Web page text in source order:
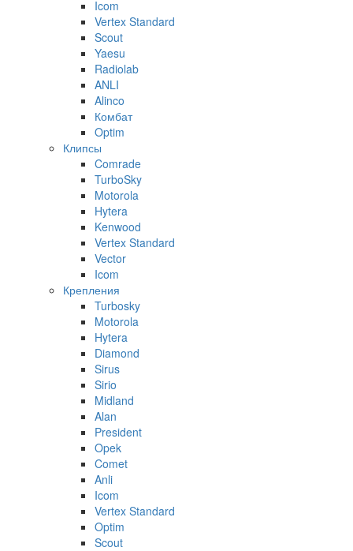
Icom
Vertex Standard
Scout
Yaesu
Radiolab
ANLI
Alinco
Комбат
Optim
Клипсы
Comrade
TurboSky
Motorola
Hytera
Kenwood
Vertex Standard
Vector
Icom
Крепления
Turbosky
Motorola
Hytera
Diamond
Sirus
Sirio
Midland
Alan
President
Opek
Comet
Anli
Icom
Vertex Standard
Optim
Scout